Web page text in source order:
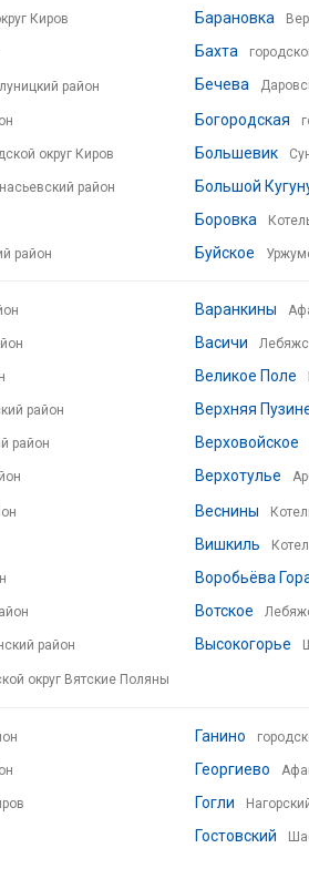
Киров Барановка
Бахта
район Бечева
Богородская
округ Киров Большевик
район Большой
Боровка
район Буйское
Варанкины
Васичи
Великое Поле
район Верхняя
район Верховойское
Верхотулье
Веснины
Вишкиль
Воробьёва
Вотское
район Высокогорье
округ Вятские Поляны
Ганино
Георгиево
Гогли
Гостовский